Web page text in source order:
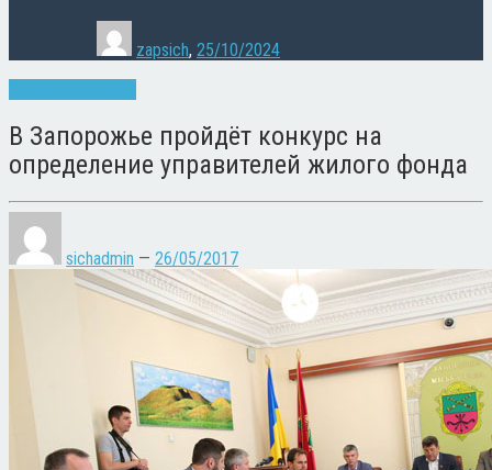
zapsich, 25/10/2024
В Запорожье пройдёт конкурс на
определение управителей жилого фонда
sichadmin — 26/05/2017